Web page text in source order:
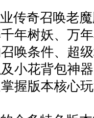
传奇召唤老
年树妖、万
唤条件、超
小花背包神
握版本核心